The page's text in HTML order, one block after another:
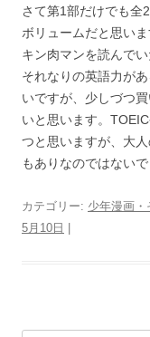
さて第1部だけでも全
ボリュームだと思い
キン肉マンを読んで
それなりの英語力が
いですが、少しづつ
いと思います。
つと思いますが、大
もありなのではないで
カテゴリー: 少年漫画・
5月10日